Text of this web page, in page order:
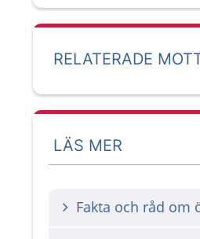
RELATERADE
LÄS MER
Fakta och råd om